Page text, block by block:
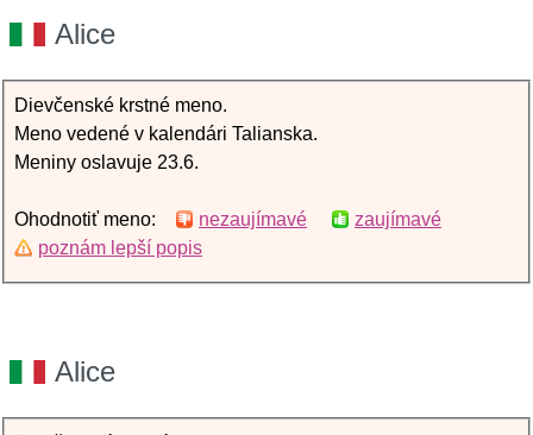
Alice
Dievčenské krstné meno.
Meno vedené v kalendári Talianska.
Meniny oslavuje 23.6.
Ohodnotiť meno: nezaujímavé
zaujímavé
poznám lepší popis
Alice